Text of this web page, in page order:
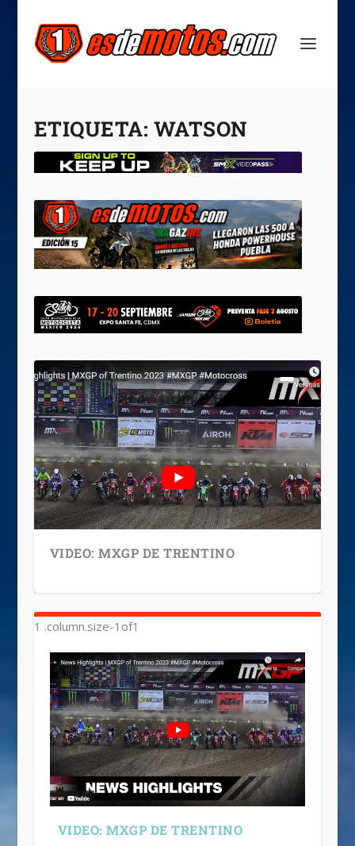
ETIQUETA: WATSON
VIDEO: MXGP DE TRENTINO
MXGP | HERLINGS Y PRADO VUELVEN
A GANAR
VIDEO: MXGP DE TRENTINO